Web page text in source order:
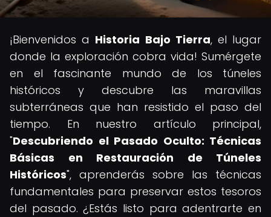
¡Bienvenidos a Historia Bajo Tierra, el lugar
donde la exploración cobra vida! Sumérgete
en el fascinante mundo de los túneles
históricos y descubre las maravillas
subterráneas que han resistido el paso del
tiempo. En nuestro artículo principal,
"Descubriendo el Pasado Oculto: Técnicas
Básicas en Restauración de Túneles
Históricos", aprenderás sobre las técnicas
fundamentales para preservar estos tesoros
del pasado. ¿Estás listo para adentrarte en